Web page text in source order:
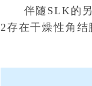
伴随SLK的另
2存在干燥性角